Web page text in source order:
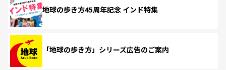
地球の歩き方45周年記念 インド特集
「地球の歩き方」シリーズ広告のご案内